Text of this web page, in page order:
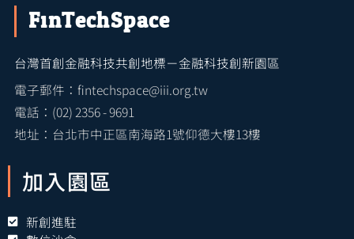
FinTechSpace
台灣首創金融科技共創地標－金融科技創新園區
電子郵件：fintechspace@iii.org.tw
電話：(02) 2356 - 9691
地址：台北市中正區南海路1號仰德大樓13樓
加入園區
新創進駐